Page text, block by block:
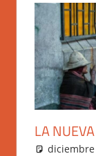
LA
diciembre